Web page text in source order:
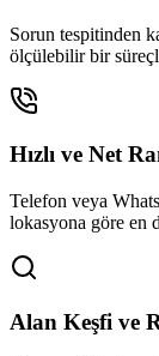
Sorun tespitinden
ölçülebilir bir
Hızlı ve Net
Telefon veya
lokasyona göre en
Alan Keşfi ve